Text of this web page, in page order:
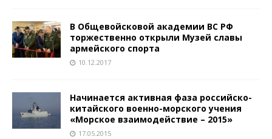
В Общевойсковой академии ВС РФ
торжественно открыли Музей славы
армейского спорта
10.12.2017
Начинается активная фаза российско-
китайского военно-морского учения
«Морское взаимодействие – 2015»
17.05.2015